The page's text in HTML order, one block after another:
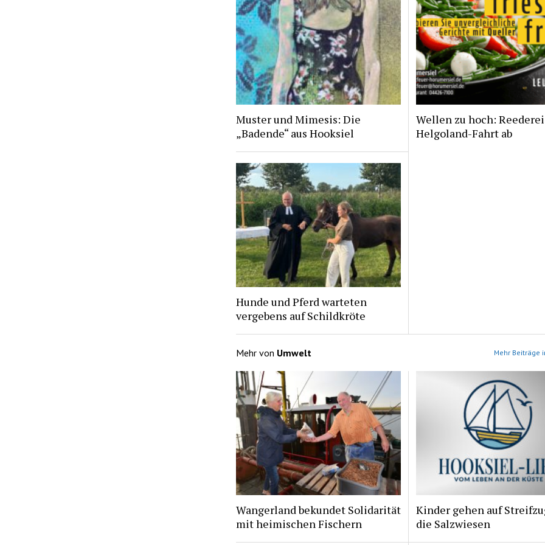
Muster und Mimesis: Die
„Badende“ aus Hooksiel
Wellen zu hoch:
Helgoland-Fahrt ab
Hunde und Pferd warteten
vergebens auf Schildkröte
Mehr von Umwelt Mehr Beiträge
Wangerland bekundet Solidarität
mit heimischen Fischern
Kinder gehen auf
die Salzwiesen